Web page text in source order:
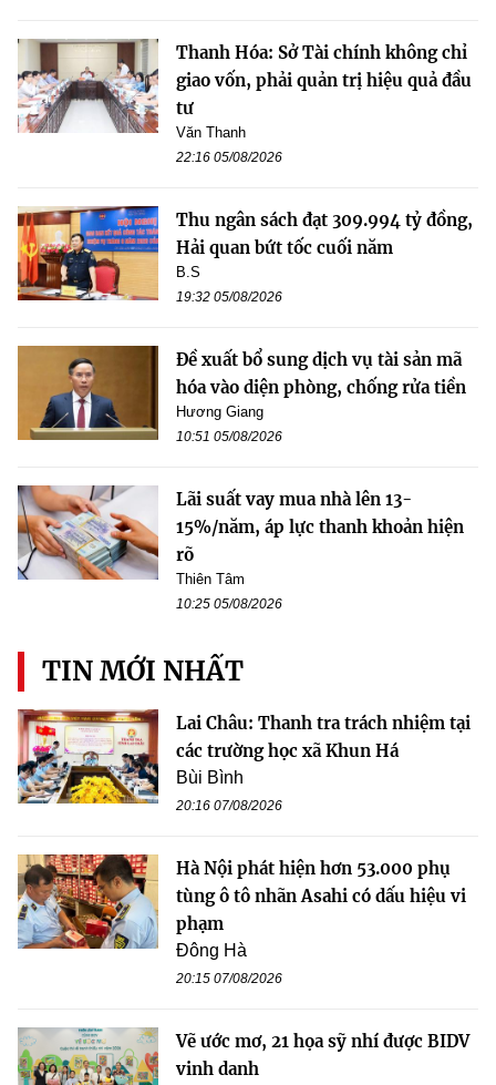
Thanh Hóa: Sở Tài chính không chỉ
giao vốn, phải quản trị hiệu quả đầu
tư
Văn Thanh
22:16 05/08/2026
Thu ngân sách đạt 309.994 tỷ đồng,
Hải quan bứt tốc cuối năm
B.S
19:32 05/08/2026
Đề xuất bổ sung dịch vụ tài sản mã
hóa vào diện phòng, chống rửa tiền
Hương Giang
10:51 05/08/2026
Lãi suất vay mua nhà lên 13-
15%/năm, áp lực thanh khoản hiện
rõ
Thiên Tâm
10:25 05/08/2026
TIN MỚI NHẤT
Lai Châu: Thanh tra trách nhiệm tại
các trường học xã Khun Há
Bùi Bình
20:16 07/08/2026
Hà Nội phát hiện hơn 53.000 phụ
tùng ô tô nhãn Asahi có dấu hiệu vi
phạm
Đông Hà
20:15 07/08/2026
Vẽ ước mơ, 21 họa sỹ nhí được BIDV
vinh danh